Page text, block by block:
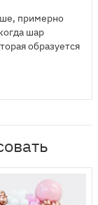
примерно
шар
образуется